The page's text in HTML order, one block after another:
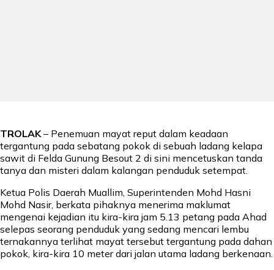
TROLAK– Penemuan mayat reput dalam keadaan
tergantung pada sebatang pokok di sebuah ladang kelapa
sawit di Felda Gunung Besout 2 di sini mencetuskan tanda
tanya dan misteri dalam kalangan penduduk setempat.
Ketua Polis Daerah Muallim, Superintenden Mohd Hasni
Mohd Nasir, berkata pihaknya menerima maklumat
mengenai kejadian itu kira-kira jam 5.13 petang pada Ahad
selepas seorang penduduk yang sedang mencari lembu
ternakannya terlihat mayat tersebut tergantung pada dahan
pokok, kira-kira 10 meter dari jalan utama ladang berkenaan.